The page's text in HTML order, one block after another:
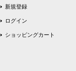
新規登録
ログイン
ショッピングカート